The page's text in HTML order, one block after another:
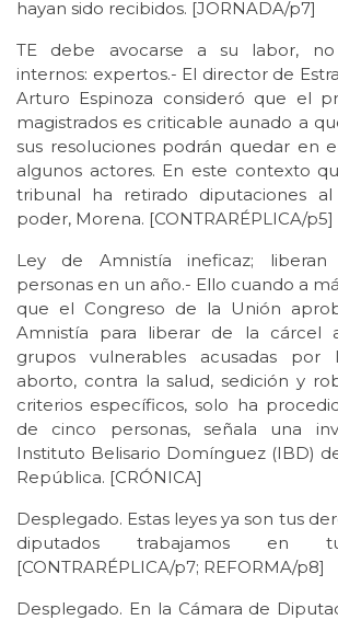
hayan sido recibidos. [JORNADA/p7]
TE debe avocarse a su labor,
internos: expertos.- El director de
Arturo Espinoza consideró que el
magistrados es criticable aunado a
sus resoluciones podrán quedar en
algunos actores. En este contexto
tribunal ha retirado diputaciones
poder, Morena. [CONTRARÉPLICA/p5]
Ley de Amnistía ineficaz;
personas en un año.- Ello cuando a
que el Congreso de la Unión
Amnistía para liberar de la cárcel
grupos vulnerables acusadas por
aborto, contra la salud, sedición y
criterios específicos, solo ha
de cinco personas, señala una
Instituto Belisario Domínguez (IBD)
República. [CRÓNICA]
Desplegado. Estas leyes ya son tus
diputados trabajamos en
[CONTRARÉPLICA/p7; REFORMA/p8]
Desplegado. En la Cámara de